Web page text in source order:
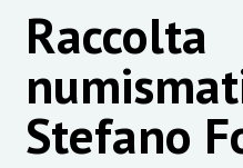
Raccolta
Stefano